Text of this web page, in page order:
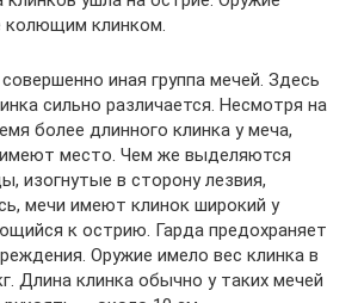
колющим клинком.
иная группа мечей. Здесь
сильно различается. Несмотря на
более длинного клинка у меча,
место. Чем же выделяются
изогнутые в сторону лезвия,
мечи имеют клинок широкий у
к острию. Гарда предохраняет
Оружие имело вес клинка в
Длина клинка обычно у таких мечей